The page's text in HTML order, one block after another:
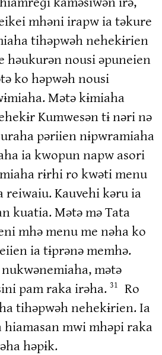
mhəni irapw ia təkure
tihəpwəh nehekɨrien
həukurən nousi əpuneien
ko həpwəh nousi
Mətə kɨmiaha
Kumwesən tɨ nəri nə
pəriien nɨpwramiaha
ia kwopun napw asori
rɨrhi ro kwəti menu
reiwaiu. Kauvehi kəru ia
kuatia. Mətə mə Tata
mhə menu me nəha ko
ia tɨprənə memhə.
mətə
pam raka irəha. 31
Ro
tihəpwəh nehekɨrien. Ia
hiamasan mwi mhəpi raka
həpɨk.